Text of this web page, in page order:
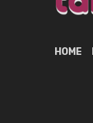
HOME